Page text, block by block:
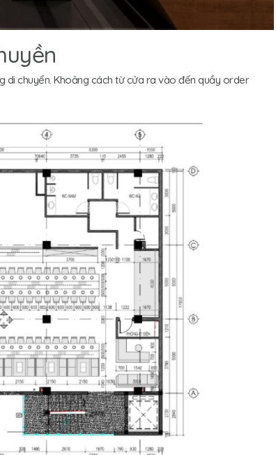
di chuyển. Khoảng cách từ cửa ra vào đến quầy order